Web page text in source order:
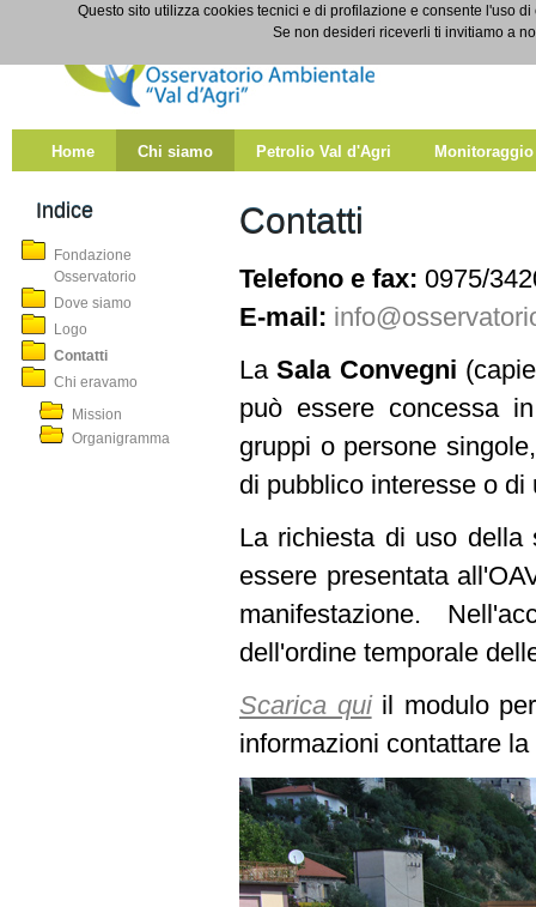
Salta al contenuto
Contatti
Home Chi siamo Petrolio Val d'Agri Monitoraggio
Indice
Fondazione
Osservatorio
Dove siamo
Logo
Contatti
Chi eravamo
Mission
Organigramma
Contatti
Telefono e fax: 0975/
E-mail:
LaSala Convegni
può essere concessa
gruppi o persone
di pubblico interesse o di
La richiesta di uso della
essere presentata
manifestazione.
dell'ordine temporale
Scarica quiil modulo
informazioni contattare
Questo sito utilizza cookies tecnici e di profilazione e consente l'uso
Se non desideri riceverli ti invitiamo a